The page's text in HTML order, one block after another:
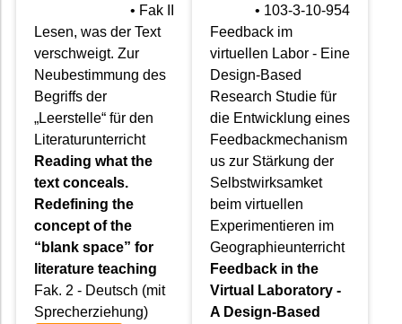
• Fak II
Lesen, was der Text
verschweigt. Zur
Neubestimmung des
Begriffs der
„Leerstelle“ für den
Literaturunterricht
Reading what the
text conceals.
Redefining the
concept of the
“blank space” for
literature teaching
Fak. 2 - Deutsch (mit
Sprecherziehung)
• 103-3-10-954
Feedback im
virtuellen Labor - Eine
Design-Based
Research Studie für
die Entwicklung eines
Feedbackmechanism
us zur Stärkung der
Selbstwirksamket
beim virtuellen
Experimentieren im
Geographieunterricht
Feedback in the
Virtual Laboratory -
A Design-Based